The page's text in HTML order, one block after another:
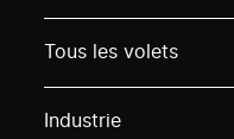
Tous les volets
Industrie